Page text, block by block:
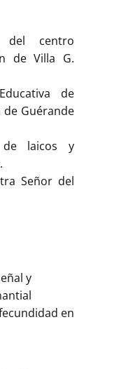
del centro
de Villa G.
de
de Guérande
de laicos y
Señor del
y
en